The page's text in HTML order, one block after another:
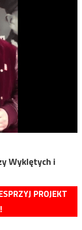
Wyklętych i
PROJEKT